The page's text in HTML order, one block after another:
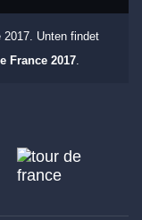
2017. Unten findet
France 2017.